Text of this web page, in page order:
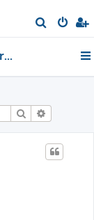
u
Neu im Forum...
Suche